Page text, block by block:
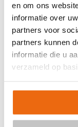
en om ons
informatie over
partners voor
partners kunnen
informatie die u
verzameld op
Beton
Wil je beton
gewenste locatie
partner voor
meer informatie
uiteraard contact